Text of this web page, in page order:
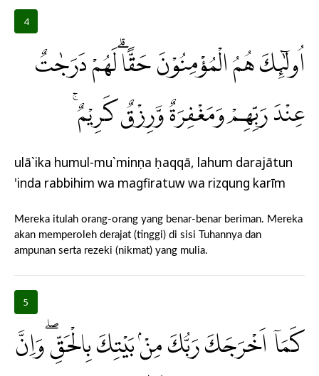
4
اُولٰۤىِٕكَ هُمُ الْمُؤْمِنُوْنَ حَقًّاۗ لَهُمْ دَرَجٰتٌ
عِنْدَ رَبِّهِمْ وَمَغْفِرَةٌ وَّرِزْقٌ كَرِيْمٌۚ
ulā`ika humul-mu`minụna ḥaqqā, lahum darajātun
'inda rabbihim wa magfiratuw wa rizqung karīm
Mereka itulah orang-orang yang benar-benar beriman. Mereka
akan memperoleh derajat (tinggi) di sisi Tuhannya dan
ampunan serta rezeki (nikmat) yang mulia.
5
كَمَآ اَخْرَجَكَ رَبُّكَ مِنْۢ بَيْتِكَ بِالْحَقِّۖ وَاِنَّ